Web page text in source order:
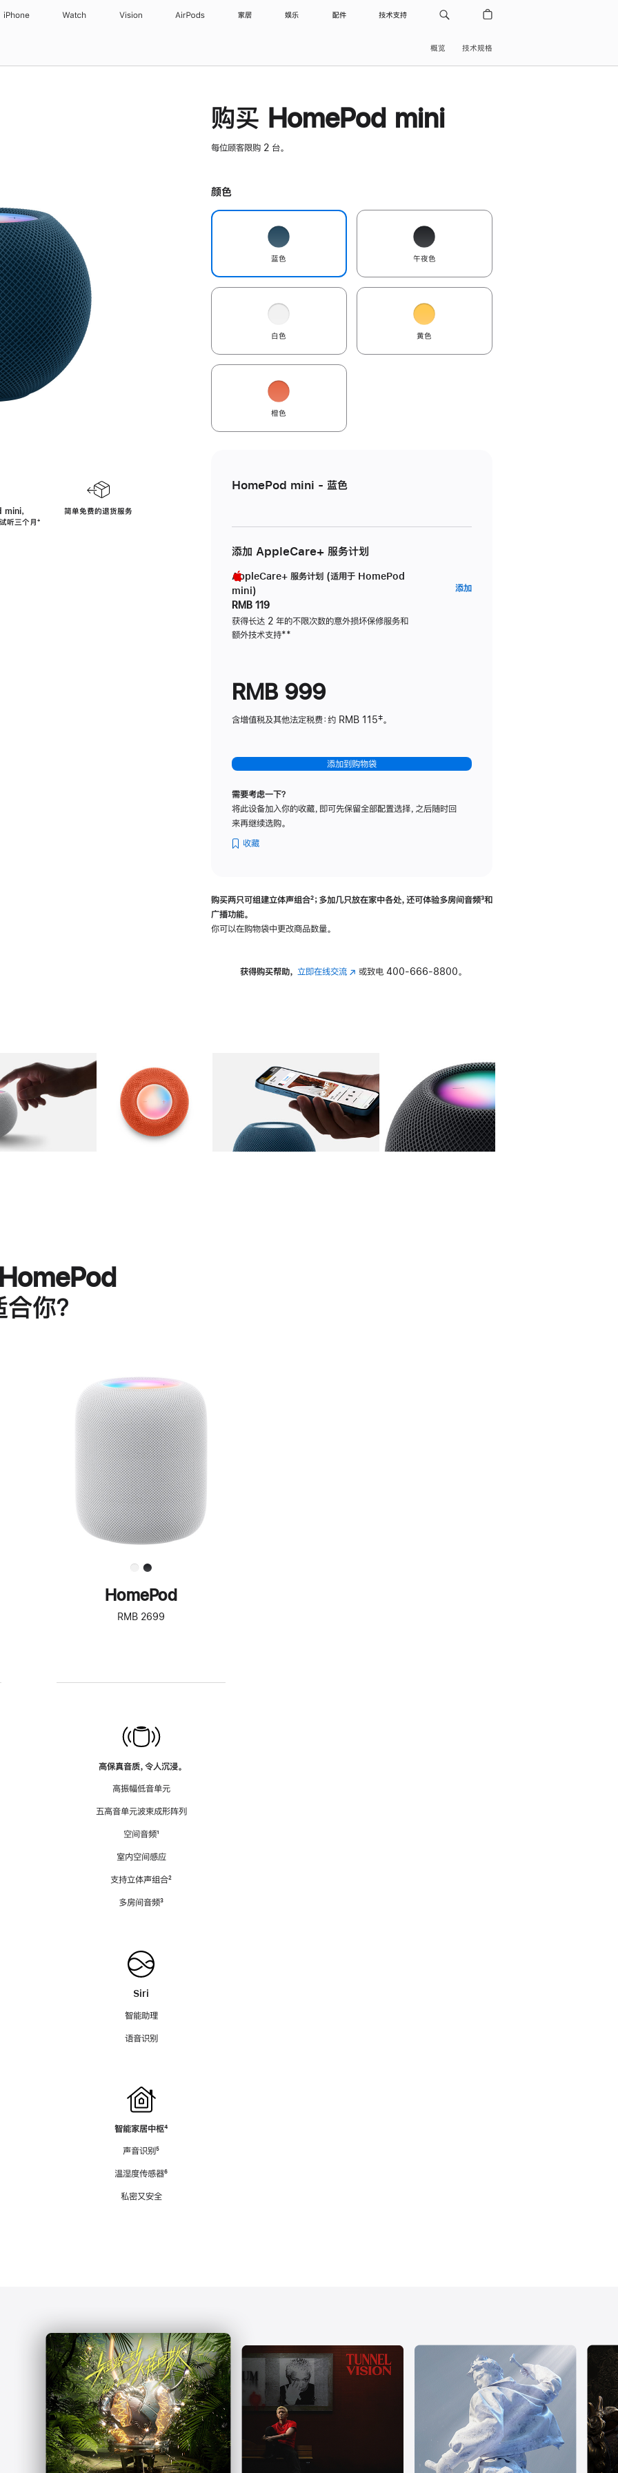
iPhone Watch Vision AirPods 家居 娱乐 配件 技术支持
概览 技术规格
，
听三个月脚
⁺
简单免费的退货服务
购买 HomePod mini
每位顾客限购 2 台。
颜色
蓝色 午夜色
白色 黄色
橙色
HomePod mini - 蓝色
添加 AppleCare+ 服务计划
AppleCare+ 服务计划 (适用于 HomePod
mini)
RMB 119
获得长达 2 年的不限次数的意外损坏保修服务和
额外技术支持脚
**
添加AppleCare+
RMB 999
含增值税及其他法定税费：约 RMB 115‡。
添加到购物袋
需要考虑一下？
将此设备加入你的收藏，即可先保留全部配置选择，之后随时回
来再继续选购。
收藏
购买两只可组建立体声组合脚
²；多加几只放在家中各处，还可体验多‍房‍间音频脚
³和
广播功能。
你可以在购物袋中更改商品数量。
获得购买帮助， 立即在线交流(在 或致电 400-666-8800。
图库 图像 图库 图像 图库 图像 4 图库 图像 5
你？
进
一
步
了
解
HomePod<
HomePod
RMB 2699
高保真音质，令人沉浸。
高振幅低音单元
五高音单元波束成形阵列
空间音频脚
¹
室内空间感应
支持立体声组合脚
²
多房间音频脚
³
Siri
智能助理
语音识别
智能家居中枢脚
⁴
声音识别脚
⁵
温湿度传感器脚
⁶
私密又安全